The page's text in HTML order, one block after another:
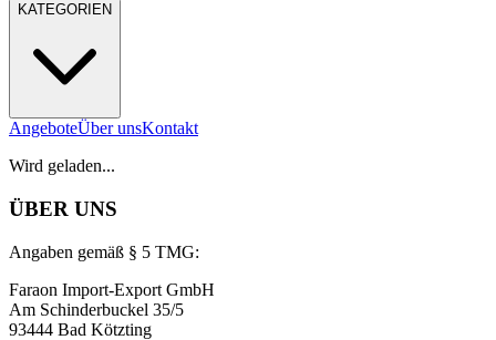
KATEGORIEN
AngeboteÜber unsKontakt
Wird geladen...
ÜBER UNS
Angaben gemäß § 5 TMG:
Faraon Import-Export GmbH
Am Schinderbuckel 35/5
93444 Bad Kötzting